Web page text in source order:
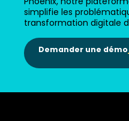
simplifie les
transformation digitale
Demander une démo